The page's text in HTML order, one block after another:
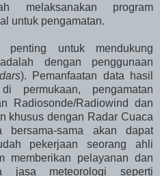
melaksanakan program
untuk pengamatan.
untuk mendukung
dengan penggunaan
). Pemanfaatan data hasil
permukaan, pengamatan
Radiosonde/Radiowind dan
khusus dengan Radar Cuaca
sama akan dapat
pekerjaan seorang ahli
memberikan pelayanan dan
jasa meteorologi seperti